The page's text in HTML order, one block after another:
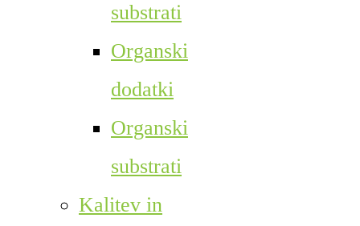
substrati
Organski
dodatki
Organski
substrati
Kalitev in